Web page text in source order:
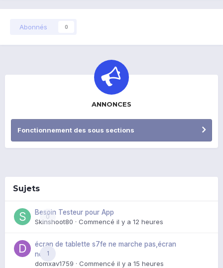
Abonnés 0
ANNONCES
Fonctionnement des sous sections
Sujets
0
Besoin Testeur pour App
Skinshoot80 · Commencé il y a 12 heures
1
écran de tablette s7fe ne marche pas,écran
noir
domxav1759 · Commencé il y a 15 heures